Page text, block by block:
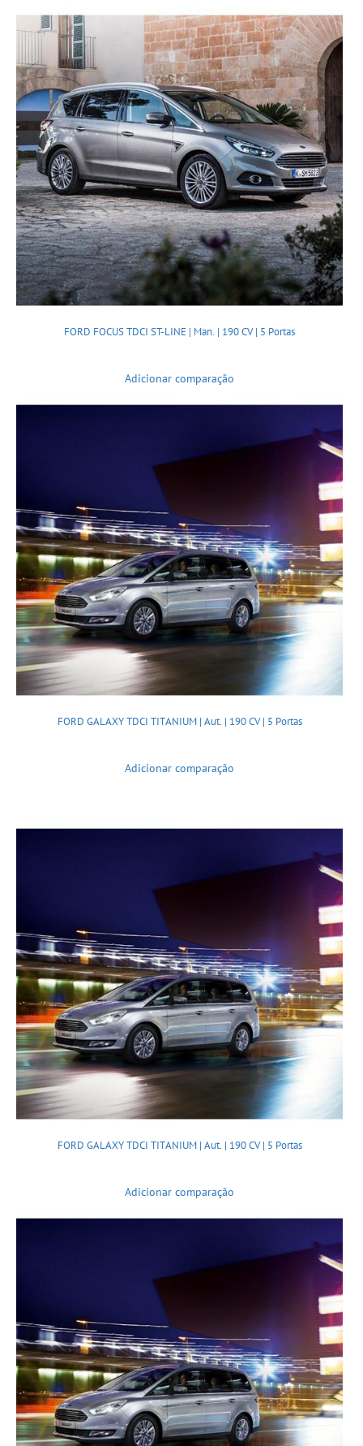
FORD FOCUS TDCI ST-LINE | Man. | 190 CV | 5 Portas
Adicionar comparação
FORD GALAXY TDCI TITANIUM | Aut. | 190 CV | 5 Portas
Adicionar comparação
FORD GALAXY TDCI TITANIUM | Aut. | 190 CV | 5 Portas
Adicionar comparação